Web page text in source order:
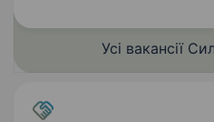
реагування…
Усі вакансії Сил